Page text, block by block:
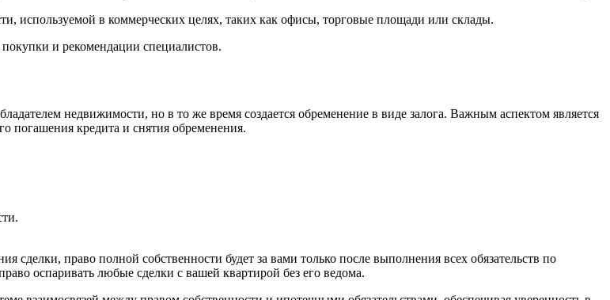
используемой в коммерческих целях, таких как офисы, торговые площади или склады.
и рекомендации специалистов.
недвижимости, но в то же время создается обременение в виде залога. Важным аспектом является
погашения кредита и снятия обременения.
сделки, право полной собственности будет за вами только после выполнения всех обязательств по
оспаривать любые сделки с вашей квартирой без его ведома.